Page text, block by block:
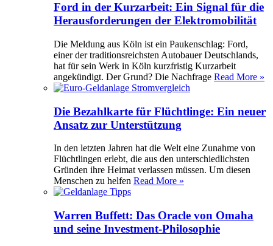
Ford in der Kurzarbeit: Ein Signal für die
Herausforderungen der Elektromobilität
Die Meldung aus Köln ist ein Paukenschlag: Ford,
einer der traditionsreichsten Autobauer Deutschlands,
hat für sein Werk in Köln kurzfristig Kurzarbeit
angekündigt. Der Grund? Die Nachfrage Read More »
Die Bezahlkarte für Flüchtlinge: Ein neuer
Ansatz zur Unterstützung
In den letzten Jahren hat die Welt eine Zunahme von
Flüchtlingen erlebt, die aus den unterschiedlichsten
Gründen ihre Heimat verlassen müssen. Um diesen
Menschen zu helfen Read More »
Warren Buffett: Das Oracle von Omaha
und seine Investment-Philosophie